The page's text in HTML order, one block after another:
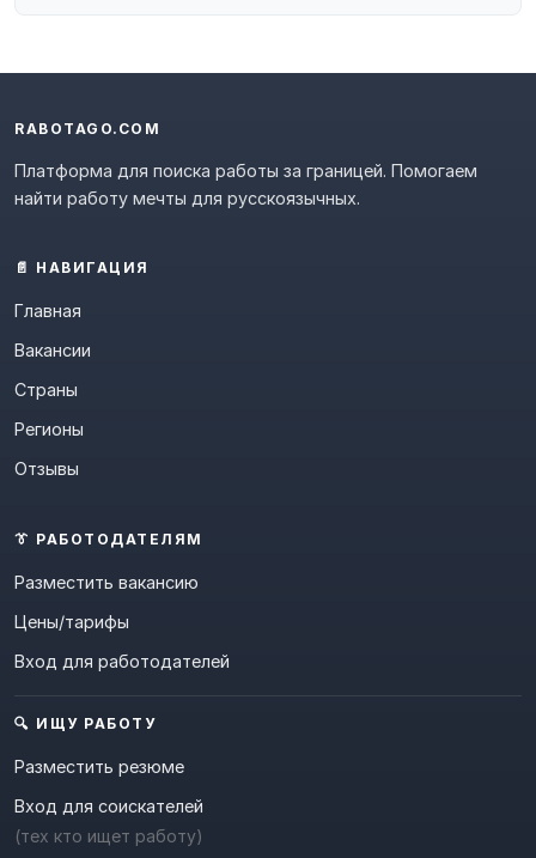
RABOTAGO.COM
Платформа для поиска работы за границей. Помогаем
найти работу мечты для русскоязычных.
📄 НАВИГАЦИЯ
Главная
Вакансии
Страны
Регионы
Отзывы
👔 РАБОТОДАТЕЛЯМ
Разместить вакансию
Цены/тарифы
Вход для работодателей
🔍 ИЩУ РАБОТУ
Разместить резюме
Вход для соискателей
(тех кто ищет работу)